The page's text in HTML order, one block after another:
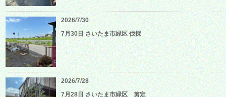
2026/7/30
7月30日 さいたま市緑区 伐採
2026/7/28
7月28日 さいたま市緑区 剪定